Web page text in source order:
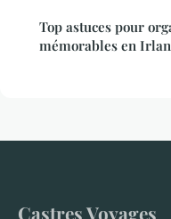
Top astuces pour
mémorables en
Castres Voyages